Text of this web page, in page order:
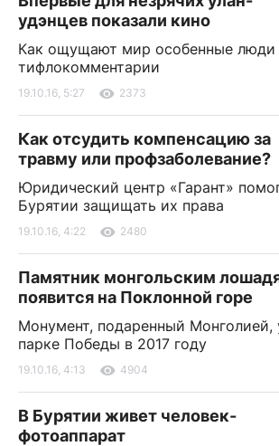
удэнцев показали кино
Как ощущают мир особенные люди
тифлокомментарии
19.10.16, 5:27 2373
Как отсудить компенсацию за
травму или профзаболевание?
Юридический центр «Гарант»
Бурятии защищать их права
19.10.16, 4:22 2480
Памятник монгольским
появится на Поклонной горе
Монумент, подаренный Монголией,
парке Победы в 2017 году
19.10.16, 4:13 4904
В Бурятии живет человек-
фотоаппарат